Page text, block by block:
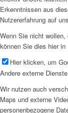
Erkenntnissen aus
Nutzererfahrung auf
Wenn Sie nicht
können Sie dies hier
Hier klicken, um
Andere externe Dienste
Wir nutzen auch
Maps und externe
personenbezogene